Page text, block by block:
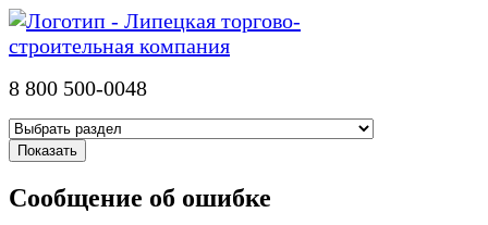
8 800 500-0048
Сообщение об ошибке